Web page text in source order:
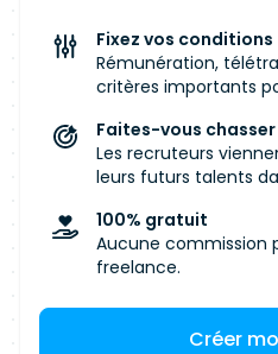
Fixez vos conditions
Rémunération,
critères importants
Faites-vous chasser
Les recruteurs
leurs futurs talents
100% gratuit
Aucune commission
freelance.
Créer